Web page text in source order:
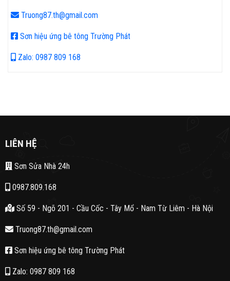
Truong87.th@gmail.com
Sơn hiệu ứng bê tông Trường Phát
Zalo: 0987 809 168
LIÊN HỆ
Sơn Sửa Nhà 24h
0987.809.168
Số 59 - Ngõ 201 - Cầu Cốc - Tây Mổ - Nam Từ Liêm - Hà Nội
Truong87.th@gmail.com
Sơn hiệu ứng bê tông Trường Phát
Zalo: 0987 809 168